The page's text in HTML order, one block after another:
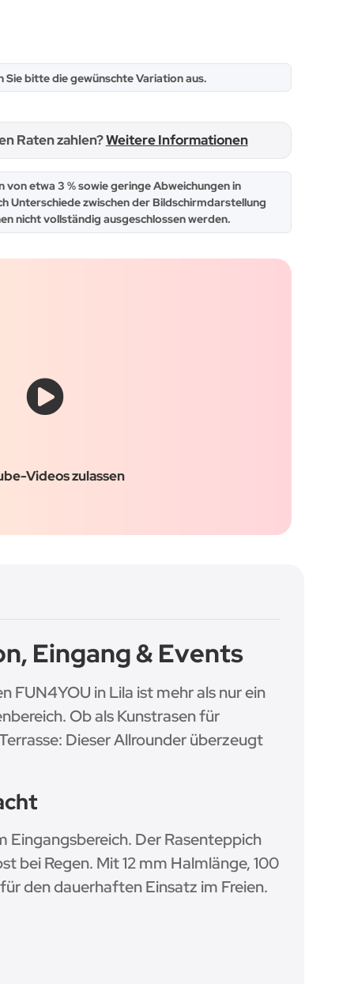
Sie bitte die gewünschte Variation aus.
Raten zahlen?Weitere Informationen
etwa 3 % sowie geringe Abweichungen in
Unterschiede zwischen der Bildschirmdarstellung
nicht vollständig ausgeschlossen werden.
Videos zulassen
Eingang & Events
FUN4YOU in Lila ist mehr als nur ein
Ob als Kunstrasen für
Dieser Allrounder überzeugt
Eingangsbereich. Der Rasenteppich
bei Regen. Mit 12 mm Halmlänge, 100
den dauerhaften Einsatz im Freien.